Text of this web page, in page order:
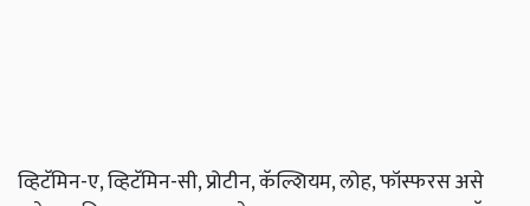
व्हिटॅमिन-ए, व्हिटॅमिन-सी, प्रोटीन, कॅल्शियम, लोह, फॉस्फरस असे